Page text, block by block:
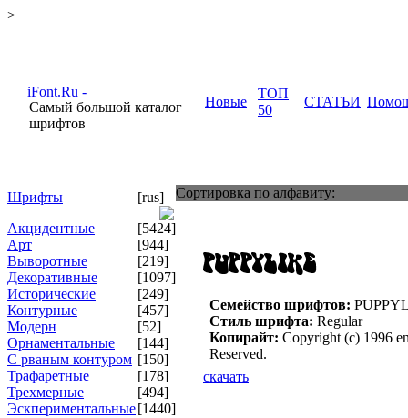
>
Самый большой каталог
шрифтов
Новые
ТОП
50
СТАТЬИ
Шрифты
[rus]
Акцидентные
[5424]
Арт
[944]
Выворотные
[219]
Декоративные
[1097]
Исторические
[249]
Контурные
[457]
Модерн
[52]
Орнаментальные
[144]
С рваным контуром [150]
Трафаретные
[178]
Трехмерные
[494]
Эскпериментальные[1440]
Сортировка по алфавиту:
Семейство шрифтов:
Стиль шрифта: Regular
Копирайт: Copyright (c) 1996
Reserved.
скачать